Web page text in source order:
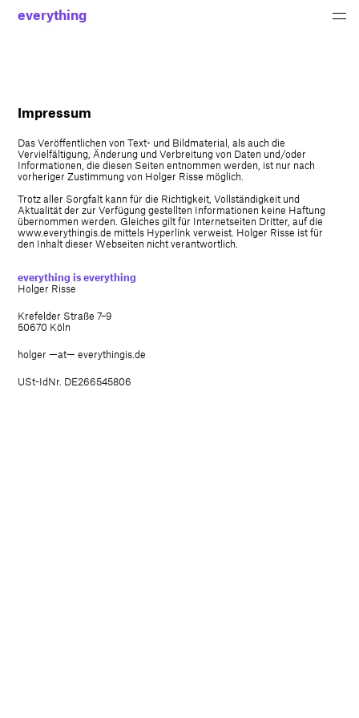
everything
Impressum
Das Veröffentlichen von Text- und Bildmaterial, als auch die
Vervielfältigung, Änderung und Verbreitung von Daten und/oder
Informationen, die diesen Seiten entnommen werden, ist nur nach
vorheriger Zustimmung von Holger Risse möglich.
Trotz aller Sorgfalt kann für die Richtigkeit, Vollständigkeit und
Aktualität der zur Verfügung gestellten Informationen keine Haftung
übernommen werden. Gleiches gilt für Internetseiten Dritter, auf die
www.everythingis.de mittels Hyperlink verweist. Holger Risse ist für
den Inhalt dieser Webseiten nicht verantwortlich.
everything is everything
Holger Risse
Krefelder Straße 7–9
50670 Köln
holger —at— everythingis.de
USt-IdNr. DE266545806